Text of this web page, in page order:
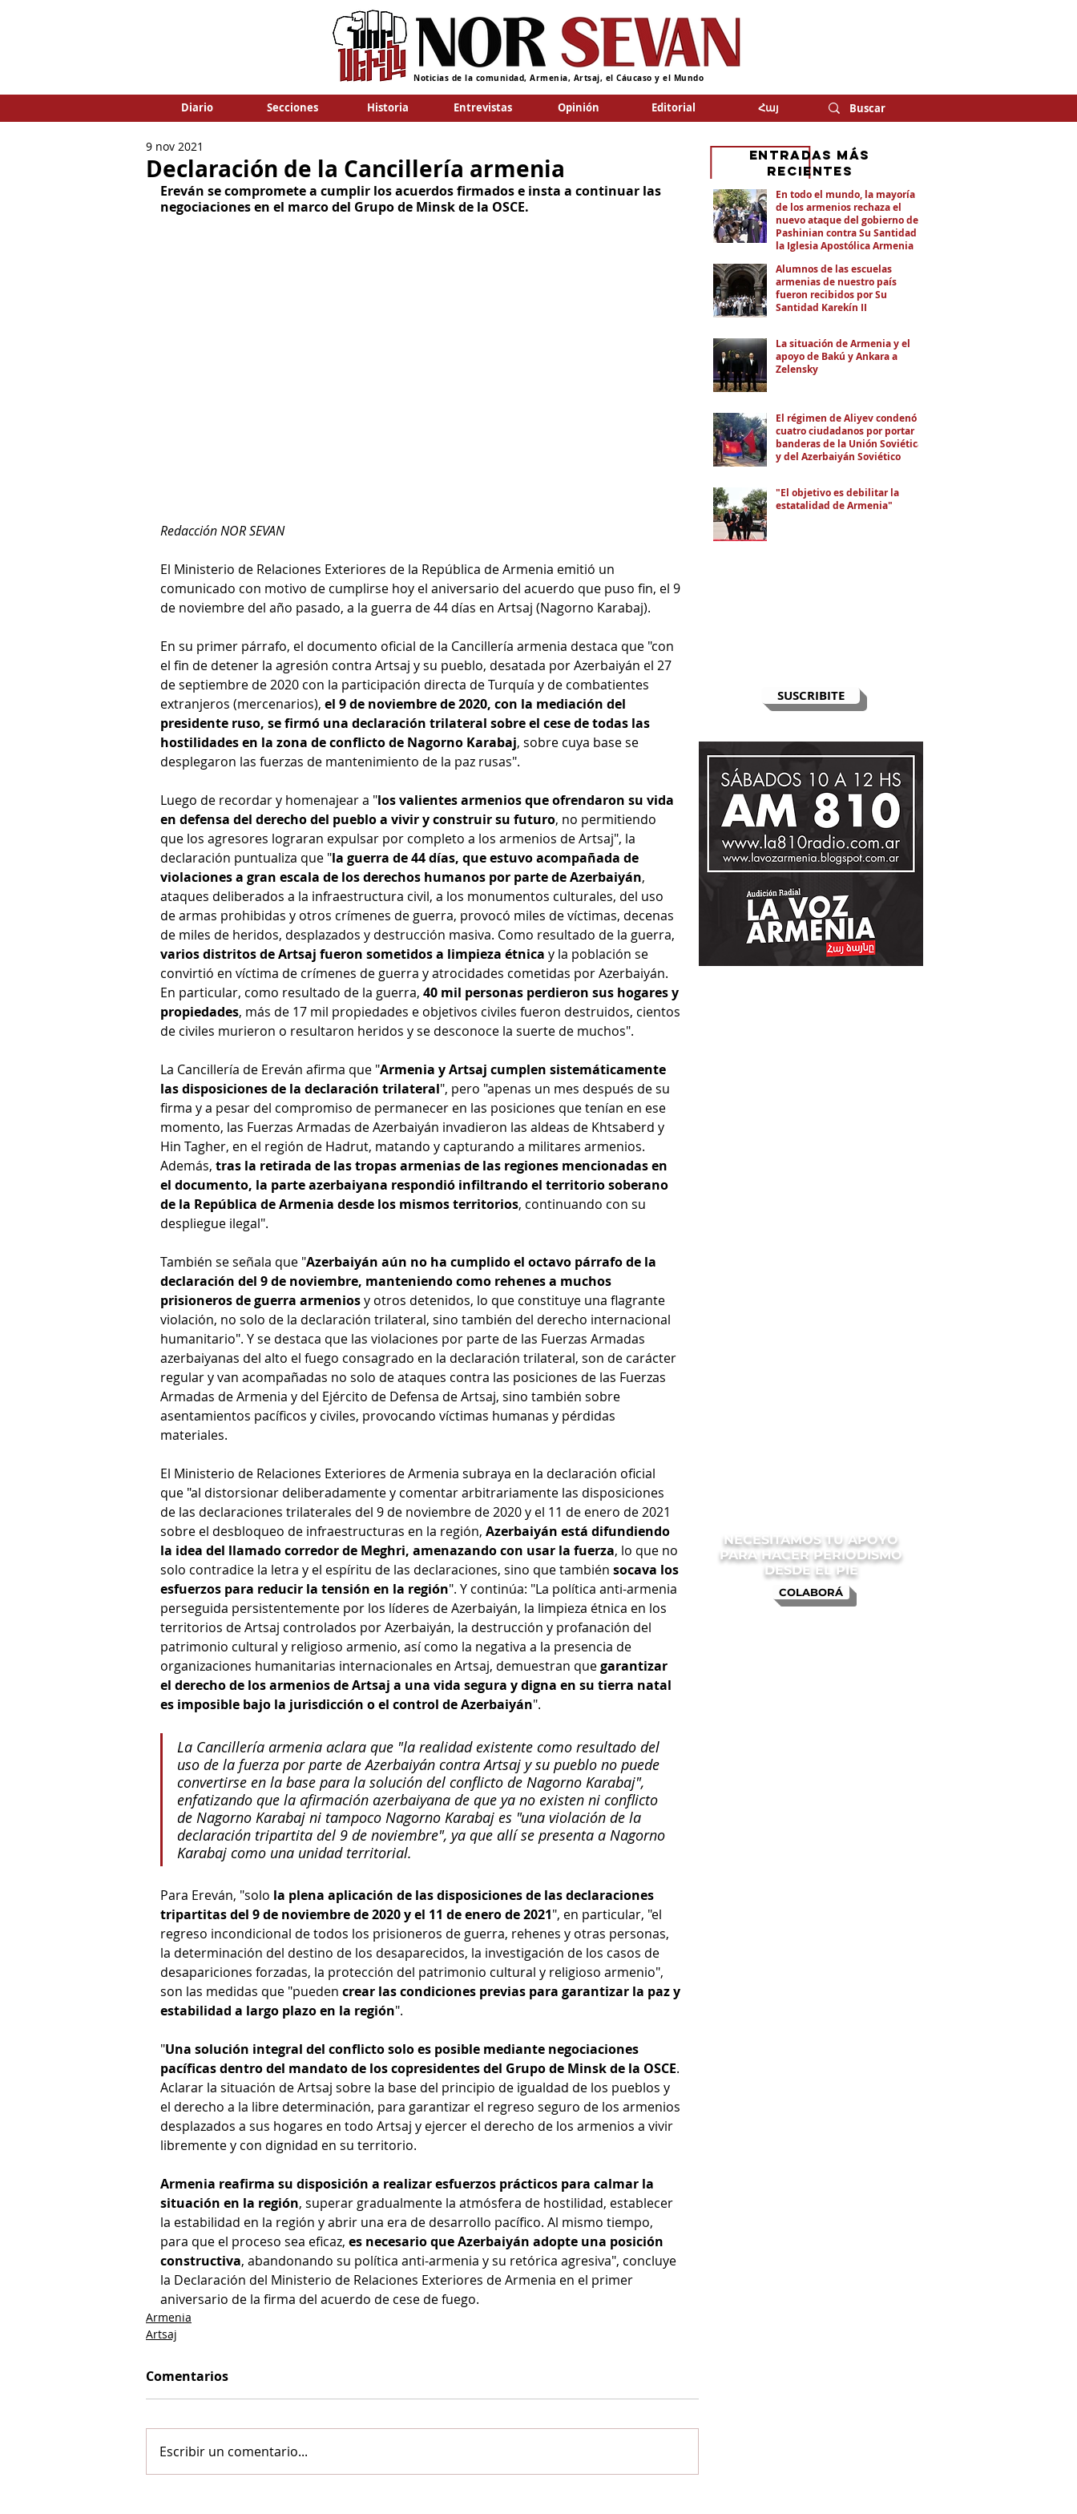
Noticias de la comunidad, Armenia, Artsaj, el Cáucaso y el Mundo
Diario Secciones Historia Entrevistas Opinión Editorial Հայ
Declaración de la Cancillería armenia
9 nov 2021
Ereván se compromete a cumplir los acuerdos firmados e insta a continuar las
negociaciones en el marco del Grupo de Minsk de la OSCE.
Redacción NOR SEVAN
El Ministerio de Relaciones Exteriores de la República de Armenia emitió un
comunicado con motivo de cumplirse hoy el aniversario del acuerdo que puso fin, el 9
de noviembre del año pasado, a la guerra de 44 días en Artsaj (Nagorno Karabaj).
En su primer párrafo, el documento oficial de la Cancillería armenia destaca que "con
el fin de detener la agresión contra Artsaj y su pueblo, desatada por Azerbaiyán el 27
de septiembre de 2020 con la participación directa de Turquía y de combatientes
extranjeros (mercenarios), el 9 de noviembre de 2020, con la mediación del
presidente ruso, se firmó una declaración trilateral sobre el cese de todas las
hostilidades en la zona de conflicto de Nagorno Karabaj, sobre cuya base se
desplegaron las fuerzas de mantenimiento de la paz rusas".
Luego de recordar y homenajear a "los valientes armenios que ofrendaron su vida
en defensa del derecho del pueblo a vivir y construir su futuro, no permitiendo
que los agresores lograran expulsar por completo a los armenios de Artsaj", la
declaración puntualiza que "la guerra de 44 días, que estuvo acompañada de
violaciones a gran escala de los derechos humanos por parte de Azerbaiyán,
ataques deliberados a la infraestructura civil, a los monumentos culturales, del uso
de armas prohibidas y otros crímenes de guerra, provocó miles de víctimas, decenas
de miles de heridos, desplazados y destrucción masiva. Como resultado de la guerra,
varios distritos de Artsaj fueron sometidos a limpieza étnica y la población se
convirtió en víctima de crímenes de guerra y atrocidades cometidas por Azerbaiyán.
En particular, como resultado de la guerra, 40 mil personas perdieron sus hogares y
propiedades, más de 17 mil propiedades e objetivos civiles fueron destruidos, cientos
de civiles murieron o resultaron heridos y se desconoce la suerte de muchos".
La Cancillería de Ereván afirma que "Armenia y Artsaj cumplen sistemáticamente
las disposiciones de la declaración trilateral", pero "apenas un mes después de su
firma y a pesar del compromiso de permanecer en las posiciones que tenían en ese
momento, las Fuerzas Armadas de Azerbaiyán invadieron las aldeas de Khtsaberd y
Hin Tagher, en el región de Hadrut, matando y capturando a militares armenios.
Además, tras la retirada de las tropas armenias de las regiones mencionadas en
el documento, la parte azerbaiyana respondió infiltrando el territorio soberano
de la República de Armenia desde los mismos territorios, continuando con su
despliegue ilegal".
También se señala que "Azerbaiyán aún no ha cumplido el octavo párrafo de la
declaración del 9 de noviembre, manteniendo como rehenes a muchos
prisioneros de guerra armenios y otros detenidos, lo que constituye una flagrante
violación, no solo de la declaración trilateral, sino también del derecho internacional
humanitario". Y se destaca que las violaciones por parte de las Fuerzas Armadas
azerbaiyanas del alto el fuego consagrado en la declaración trilateral, son de carácter
regular y van acompañadas no solo de ataques contra las posiciones de las Fuerzas
Armadas de Armenia y del Ejército de Defensa de Artsaj, sino también sobre
asentamientos pacíficos y civiles, provocando víctimas humanas y pérdidas
materiales.
El Ministerio de Relaciones Exteriores de Armenia subraya en la declaración oficial
que "al distorsionar deliberadamente y comentar arbitrariamente las disposiciones
de las declaraciones trilaterales del 9 de noviembre de 2020 y el 11 de enero de 2021
sobre el desbloqueo de infraestructuras en la región, Azerbaiyán está difundiendo
la idea del llamado corredor de Meghri, amenazando con usar la fuerza, lo que no
solo contradice la letra y el espíritu de las declaraciones, sino que también socava los
esfuerzos para reducir la tensión en la región". Y continúa: "La política anti-armenia
perseguida persistentemente por los líderes de Azerbaiyán, la limpieza étnica en los
territorios de Artsaj controlados por Azerbaiyán, la destrucción y profanación del
patrimonio cultural y religioso armenio, así como la negativa a la presencia de
organizaciones humanitarias internacionales en Artsaj, demuestran que garantizar
el derecho de los armenios de Artsaj a una vida segura y digna en su tierra natal
es imposible bajo la jurisdicción o el control de Azerbaiyán".
La Cancillería armenia aclara que "la realidad existente como resultado del
uso de la fuerza por parte de Azerbaiyán contra Artsaj y su pueblo no puede
convertirse en la base para la solución del conflicto de Nagorno Karabaj",
enfatizando que la afirmación azerbaiyana de que ya no existen ni conflicto
de Nagorno Karabaj ni tampoco Nagorno Karabaj es "una violación de la
declaración tripartita del 9 de noviembre", ya que allí se presenta a Nagorno
Karabaj como una unidad territorial.
Para Ereván, "solo la plena aplicación de las disposiciones de las declaraciones
tripartitas del 9 de noviembre de 2020 y el 11 de enero de 2021", en particular, "el
regreso incondicional de todos los prisioneros de guerra, rehenes y otras personas,
la determinación del destino de los desaparecidos, la investigación de los casos de
desapariciones forzadas, la protección del patrimonio cultural y religioso armenio",
son las medidas que "pueden crear las condiciones previas para garantizar la paz y
estabilidad a largo plazo en la región".
"Una solución integral del conflicto solo es posible mediante negociaciones
pacíficas dentro del mandato de los copresidentes del Grupo de Minsk de la OSCE.
Aclarar la situación de Artsaj sobre la base del principio de igualdad de los pueblos y
el derecho a la libre determinación, para garantizar el regreso seguro de los armenios
desplazados a sus hogares en todo Artsaj y ejercer el derecho de los armenios a vivir
libremente y con dignidad en su territorio.
Armenia reafirma su disposición a realizar esfuerzos prácticos para calmar la
situación en la región, superar gradualmente la atmósfera de hostilidad, establecer
la estabilidad en la región y abrir una era de desarrollo pacífico. Al mismo tiempo,
para que el proceso sea eficaz, es necesario que Azerbaiyán adopte una posición
constructiva, abandonando su política anti-armenia y su retórica agresiva", concluye
la Declaración del Ministerio de Relaciones Exteriores de Armenia en el primer
aniversario de la firma del acuerdo de cese de fuego.
Armenia
Artsaj
Comentarios
Escribir un comentario...
SUSCRIBITE
En todo el mundo, la mayoría
de los armenios rechaza el
nuevo ataque del gobierno de
Pashinian contra Su Santidad y
la Iglesia Apostólica Armenia
Alumnos de las escuelas
armenias de nuestro país
fueron recibidos por Su
Santidad Karekín II
La situación de Armenia y el
apoyo de Bakú y Ankara a
Zelensky
El régimen de Aliyev condenó a
cuatro ciudadanos por portar
banderas de la Unión Soviética
y del Azerbaiyán Soviético
"El objetivo es debilitar la
estatalidad de Armenia"
eNTRADAS MÁS
RECIENTES
COLABORÁ
NECESITAMOS TU APOYO
PARA HACER PERIODISMO
DESDE EL PIE